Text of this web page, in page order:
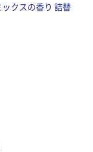
クスの香り 詰替